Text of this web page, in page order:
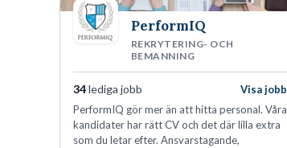
PerformIQ
REKRYTERING- OCH
BEMANNING
34lediga jobb
Visa jobb
PerformIQ gör mer än att hitta personal. Våra
kandidater har rätt CV och det där lilla extra
som du letar efter. Ansvarstagande,